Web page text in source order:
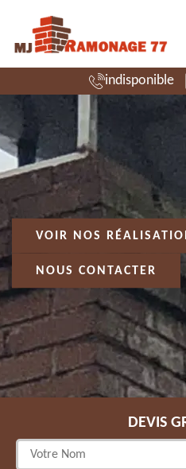
indisponible
VOIR NOS
NOUS CONTACTER
DEVIS